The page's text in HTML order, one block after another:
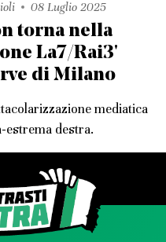
08 Luglio 2025
torna nella
La7/Rai3'
di Milano
mediatica
destra.